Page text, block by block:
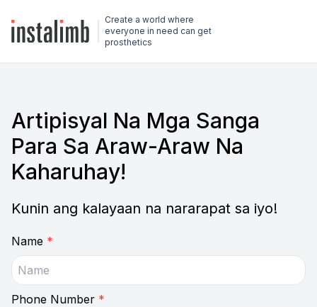
Create a world where
everyone in need can get
prosthetics
Artipisyal Na Mga Sanga
Para Sa Araw-Araw Na
Kaharuhay!
Kunin ang kalayaan na nararapat sa iyo!
Name *
Phone Number *